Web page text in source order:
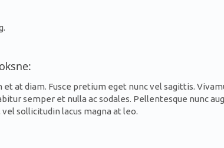
at diam. Fusce pretium eget nunc vel sagittis.
semper et nulla ac sodales. Pellentesque nunc
sollicitudin lacus magna at leo.